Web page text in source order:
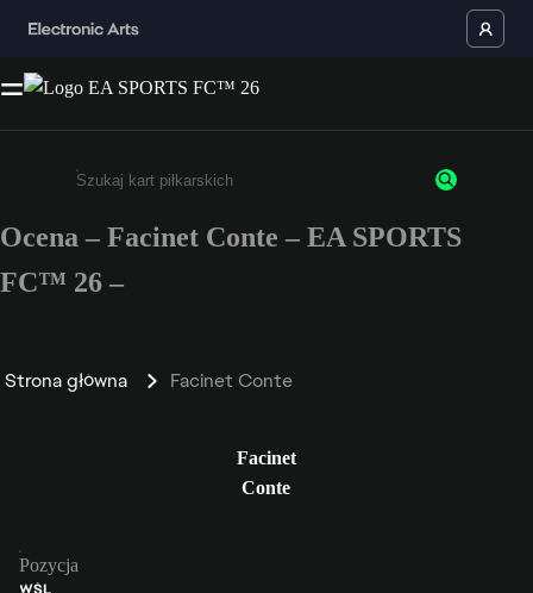
Wpisz co najmniej 3 znaki lub cyfry.
Ocena – Facinet Conte – EA SPORTS
FC™ 26 –
Strona główna Facinet Conte
Facinet
Conte
Pozycja